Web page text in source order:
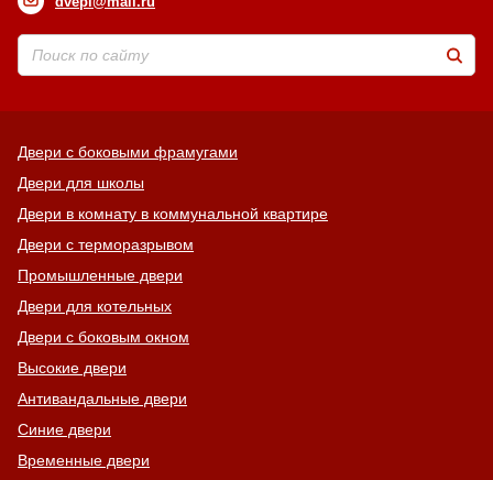
Двери с боковыми фрамугами
Двери для школы
Двери в комнату в коммунальной квартире
Двери с терморазрывом
Промышленные двери
Двери для котельных
Двери с боковым окном
Высокие двери
Антивандальные двери
Синие двери
Временные двери